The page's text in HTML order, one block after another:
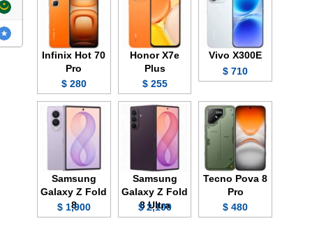
Vivo X300E
710 $
Honor X7e
Plus
255 $
Infinix Hot 70
Pro
280 $
Tecno Pova 8
Pro
480 $
Samsung
Galaxy Z Fold
8 Ultra
2,100 $
Samsung
Galaxy Z Fold
8
1,900 $